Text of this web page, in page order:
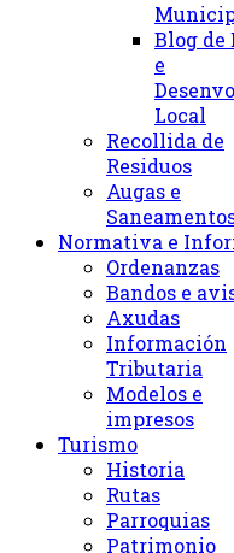
Blog de
e
Local
Recollida de
Residuos
Augas e
Normativa e
Ordenanzas
Bandos e
Axudas
Información
Tributaria
Modelos e
impresos
Turismo
Historia
Rutas
Parroquias
Patrimonio